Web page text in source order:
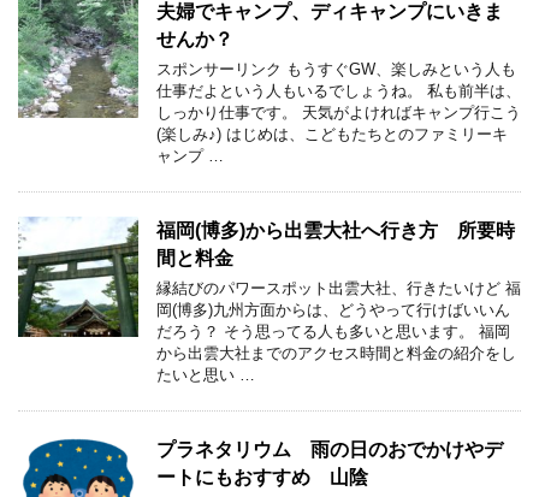
夫婦でキャンプ、ディキャンプにいきま
せんか？
スポンサーリンク もうすぐGW、楽しみという人も
仕事だよという人もいるでしょうね。 私も前半は、
しっかり仕事です。 天気がよければキャンプ行こう
(楽しみ♪) はじめは、こどもたちとのファミリーキ
ャンプ …
福岡(博多)から出雲大社へ行き方 所要時
間と料金
縁結びのパワースポット出雲大社、行きたいけど 福
岡(博多)九州方面からは、どうやって行けばいいん
だろう？ そう思ってる人も多いと思います。 福岡
から出雲大社までのアクセス時間と料金の紹介をし
たいと思い …
プラネタリウム 雨の日のおでかけやデ
ートにもおすすめ 山陰